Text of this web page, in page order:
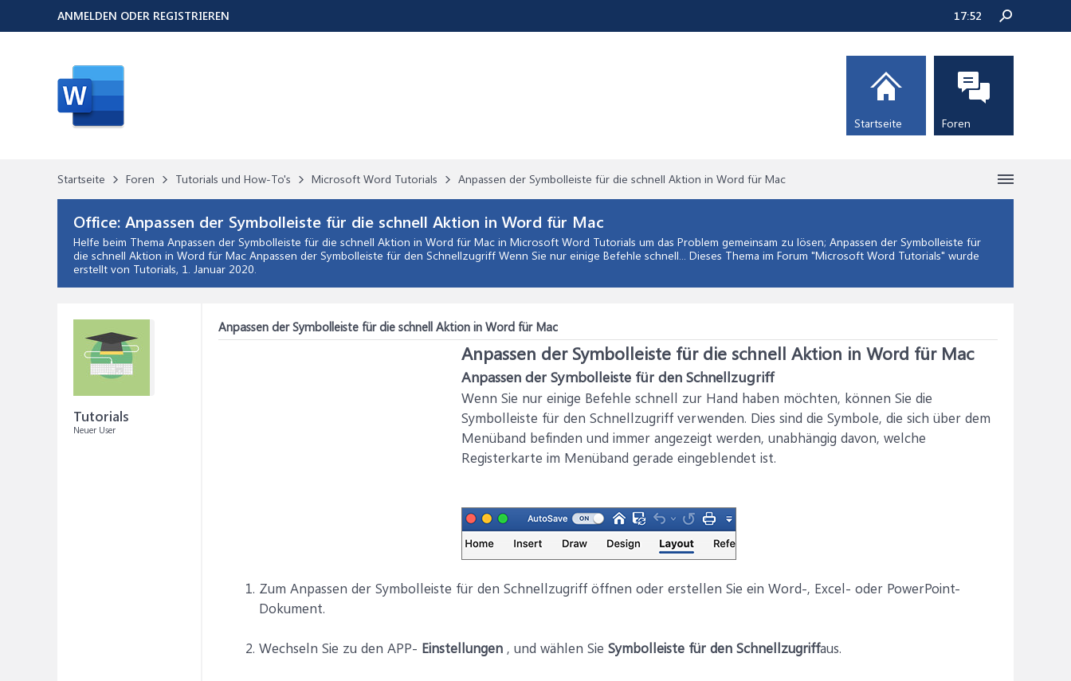
Startseite Foren Tutorials und How-To's Microsoft Word Tutorials Anpassen der Symbolleiste für die schnell Aktion in Word für Mac
Office: Anpassen der Symbolleiste für die schnell Aktion in Word für Mac
Helfe beim Thema Anpassen der Symbolleiste für die schnell Aktion in Word für Mac in Microsoft Word Tutorials um das Problem gemeinsam zu lösen; Anpassen der Symbolleiste für
die schnell Aktion in Word für Mac Anpassen der Symbolleiste für den Schnellzugriff Wenn Sie nur einige Befehle schnell... Dieses Thema im Forum "Microsoft Word Tutorials" wurde
erstellt von Tutorials, 1. Januar 2020.
Tutorials
Neuer User
Anpassen der Symbolleiste für die schnell Aktion in Word für Mac
Anpassen der Symbolleiste für die schnell Aktion in Word für Mac
Anpassen der Symbolleiste für den Schnellzugriff
Wenn Sie nur einige Befehle schnell zur Hand haben möchten, können Sie die
Symbolleiste für den Schnellzugriff verwenden. Dies sind die Symbole, die sich über dem
Menüband befinden und immer angezeigt werden, unabhängig davon, welche
Registerkarte im Menüband gerade eingeblendet ist.
Zum Anpassen der Symbolleiste für den Schnellzugriff öffnen oder erstellen Sie ein Word-, Excel- oder PowerPoint-
Dokument.
Wechseln Sie zu den APP- Einstellungen , und wählen Sie Symbolleiste für den Schnellzugriffaus.
ANMELDEN ODER REGISTRIEREN 17:52
Startseite Foren